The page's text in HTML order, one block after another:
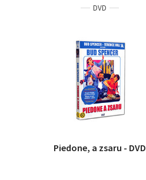
DVD
Piedone, a zsaru - DVD